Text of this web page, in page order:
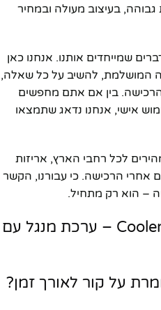
בעיצוב מעולה ובמחיר
שמייחדים אותנו. אנחנו כאן
המושלמת, להשיב על כל שאלה,
בין אם אתם מחפשים
אישי, אנחנו נדאג שתמצאו
לכל רחבי הארץ, אריזות
אחרי הרכישה. כי עבורנו, הקשר
– הוא רק מתחיל.
שאלות נפוצות על Cooler Grill – ערכת מנגל עם
על קור לאורך זמן?